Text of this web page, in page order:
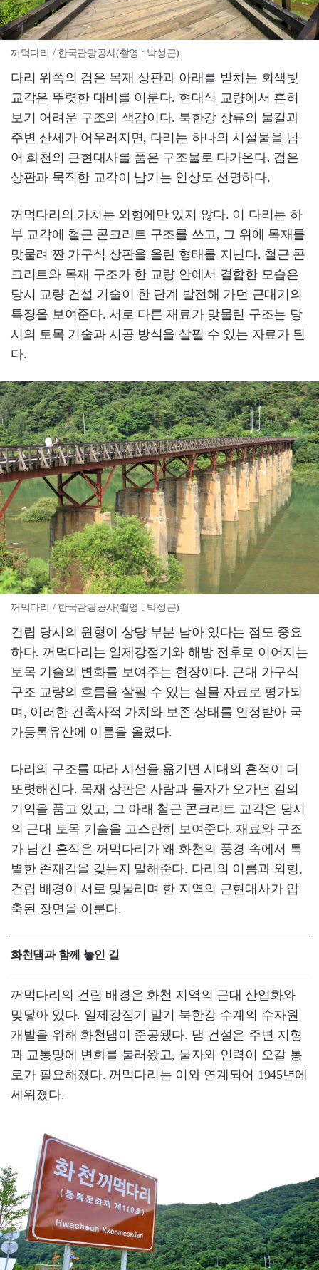
꺼먹다리 / 한국관광공사(촬영 : 박성근)
다리 위쪽의 검은 목재 상판과 아래를 받치는 회색빛
교각은 뚜렷한 대비를 이룬다. 현대식 교량에서 흔히
보기 어려운 구조와 색감이다. 북한강 상류의 물길과
주변 산세가 어우러지면, 다리는 하나의 시설물을 넘
어 화천의 근현대사를 품은 구조물로 다가온다. 검은
상판과 묵직한 교각이 남기는 인상도 선명하다.
꺼먹다리의 가치는 외형에만 있지 않다. 이 다리는 하
부 교각에 철근 콘크리트 구조를 쓰고, 그 위에 목재를
맞물려 짠 가구식 상판을 올린 형태를 지닌다. 철근 콘
크리트와 목재 구조가 한 교량 안에서 결합한 모습은
당시 교량 건설 기술이 한 단계 발전해 가던 근대기의
특징을 보여준다. 서로 다른 재료가 맞물린 구조는 당
시의 토목 기술과 시공 방식을 살필 수 있는 자료가 된
다.
꺼먹다리 / 한국관광공사(촬영 : 박성근)
건립 당시의 원형이 상당 부분 남아 있다는 점도 중요
하다. 꺼먹다리는 일제강점기와 해방 전후로 이어지는
토목 기술의 변화를 보여주는 현장이다. 근대 가구식
구조 교량의 흐름을 살필 수 있는 실물 자료로 평가되
며, 이러한 건축사적 가치와 보존 상태를 인정받아 국
가등록유산에 이름을 올렸다.
다리의 구조를 따라 시선을 옮기면 시대의 흔적이 더
또렷해진다. 목재 상판은 사람과 물자가 오가던 길의
기억을 품고 있고, 그 아래 철근 콘크리트 교각은 당시
의 근대 토목 기술을 고스란히 보여준다. 재료와 구조
가 남긴 흔적은 꺼먹다리가 왜 화천의 풍경 속에서 특
별한 존재감을 갖는지 말해준다. 다리의 이름과 외형,
건립 배경이 서로 맞물리며 한 지역의 근현대사가 압
축된 장면을 이룬다.
화천댐과 함께 놓인 길
꺼먹다리의 건립 배경은 화천 지역의 근대 산업화와
맞닿아 있다. 일제강점기 말기 북한강 수계의 수자원
개발을 위해 화천댐이 준공됐다. 댐 건설은 주변 지형
과 교통망에 변화를 불러왔고, 물자와 인력이 오갈 통
로가 필요해졌다. 꺼먹다리는 이와 연계되어 1945년에
세워졌다.